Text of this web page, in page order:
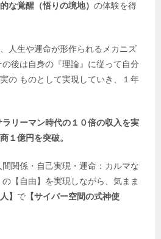
な覚醒（悟りの境地） の体験を得
人生や運命が形作られるメカニズ
後は自身の『理論』に従って自分
の ものとして実現していき、１年
リーマン時代の１０倍の収入を実
１億円を突破。
関係・自己実現・運命：カルマな
【自由】を実現しながら、気まま
】 で 【サイバー空間の式神使